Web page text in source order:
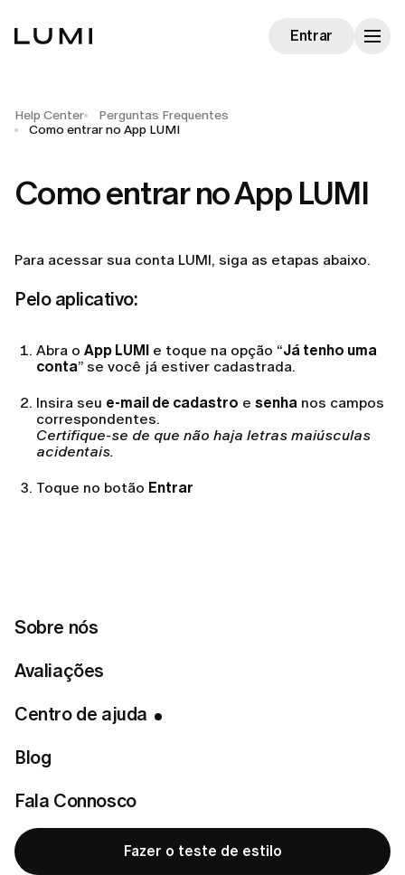
Sobre nós
Avaliações
Centro de ajuda
Blog
Fala Connosco
Fazer o teste de estilo
Entrar
Help Center
Perguntas Frequentes
Como entrar no App LUMI
Como entrar no App LUMI
Para acessar sua conta LUMI, siga as etapas abaixo.
Pelo aplicativo:
Abra o App LUMI e toque na opção “Já tenho uma
conta” se você já estiver cadastrada.
Insira seu e-mail de cadastro e senha nos campos
correspondentes.
Certifique-se de que não haja letras maiúsculas
acidentais.
Toque no botão Entrar
superior direito.
deve ser o mesmo que você utilizou ao criar sua
Certifique-se de que não haja letras maiúsculas
acidentais.
Clique no botãoEntrar.